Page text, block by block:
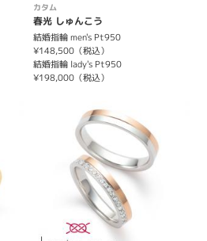
カタム
春光 しゅんこう
結婚指輪 men's Pt950
¥148,500（税込）
結婚指輪 lady's Pt950
¥198,000（税込）